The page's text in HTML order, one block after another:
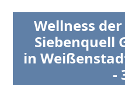
Wellness
Siebenquell
in
-